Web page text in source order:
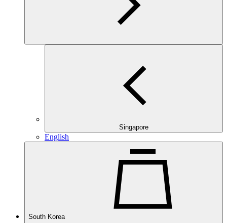
Singapore
English
South Korea